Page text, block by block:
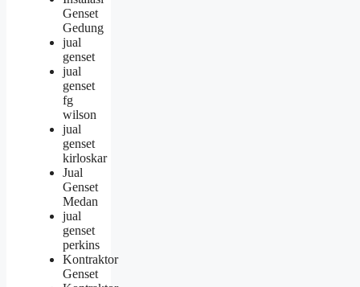
Genset
Gedung
jual
genset
jual
genset
fg
wilson
jual
genset
kirloskar
Jual
Genset
Medan
jual
genset
perkins
Kontraktor
Genset